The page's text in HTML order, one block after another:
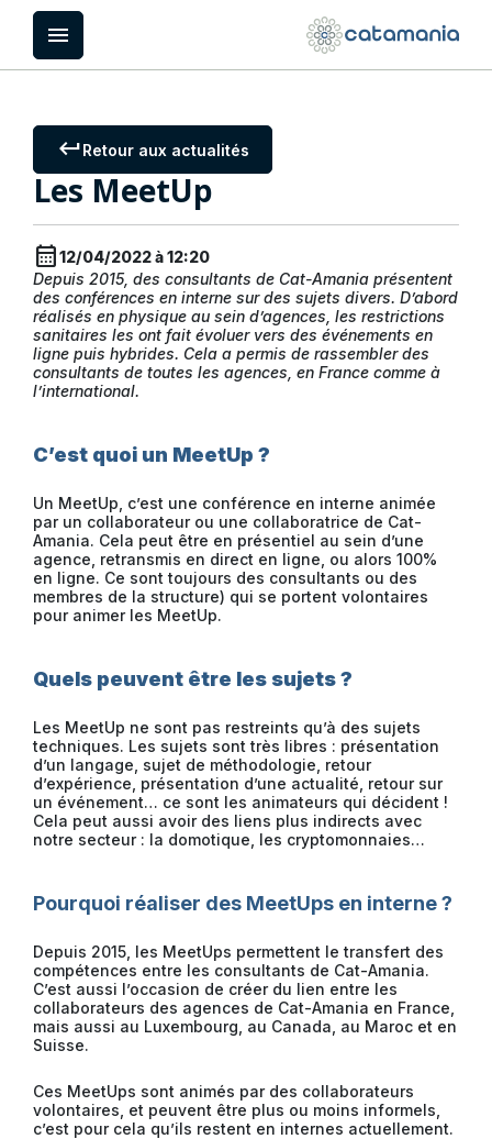
Panneau de gestion des cookies
menu
keyboard_returnRetour aux actualités
Les MeetUp
calendar_month12/04/2022 à 12:20
Depuis 2015, des consultants de Cat-Amania présentent
des conférences en interne sur des sujets divers. D’abord
réalisés en physique au sein d’agences, les restrictions
sanitaires les ont fait évoluer vers des événements en
ligne puis hybrides. Cela a permis de rassembler des
consultants de toutes les agences, en France comme à
l’international.
C’est quoi un MeetUp ?
Un MeetUp, c’est une conférence en interne animée
par un collaborateur ou une collaboratrice de Cat-
Amania. Cela peut être en présentiel au sein d’une
agence, retransmis en direct en ligne, ou alors 100%
en ligne. Ce sont toujours des consultants ou des
membres de la structure) qui se portent volontaires
pour animer les MeetUp.
Quels peuvent être les sujets ?
Les MeetUp ne sont pas restreints qu’à des sujets
techniques. Les sujets sont très libres : présentation
d’un langage, sujet de méthodologie, retour
d’expérience, présentation d’une actualité, retour sur
un événement… ce sont les animateurs qui décident !
Cela peut aussi avoir des liens plus indirects avec
notre secteur : la domotique, les cryptomonnaies…
Pourquoi réaliser des MeetUps en interne ?
Depuis 2015, les MeetUps permettent le transfert des
compétences entre les consultants de Cat-Amania.
C’est aussi l’occasion de créer du lien entre les
collaborateurs des agences de Cat-Amania en France,
mais aussi au Luxembourg, au Canada, au Maroc et en
Suisse.
Ces MeetUps sont animés par des collaborateurs
volontaires, et peuvent être plus ou moins informels,
c’est pour cela qu’ils restent en internes actuellement.